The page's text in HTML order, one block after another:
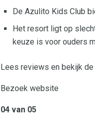
De Azulito Kids Club
Het resort ligt op
keuze is voor ouders
Lees reviews en bekijk
Bezoek website
04 van 05